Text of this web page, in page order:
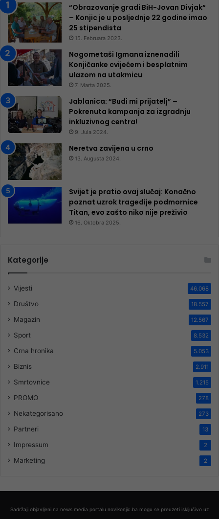
“Obrazovanje gradi BiH-Jovan Divjak“
– Konjic je u posljednje 22 godine imao
25 ​​stipendista
15. Februara 2023.
Nogometaši Igmana iznenadili
Konjičanke cvijećem i besplatnim
ulazom na utakmicu
7. Marta 2025.
Jablanica: “Budi mi prijatelj” –
Pokrenuta kampanja za izgradnju
inkluzivnog centra!
9. Jula 2024.
Neretva zavijena u crno
13. Augusta 2024.
Svijet je pratio ovaj slučaj: Konačno
poznat uzrok tragedije podmornice
Titan, evo zašto niko nije preživio
16. Oktobra 2025.
Kategorije
Vijesti 46.068
Društvo 18.557
Magazin 12.567
Sport 8.532
Crna hronika 5.053
Biznis 2.911
Smrtovnice 1.215
PROMO 278
Nekategorisano 273
Partneri 13
Impressum 2
Marketing 2
Sadržaji objavljeni na news media portalu novikonjic.ba mogu se preuzeti isključivo uz